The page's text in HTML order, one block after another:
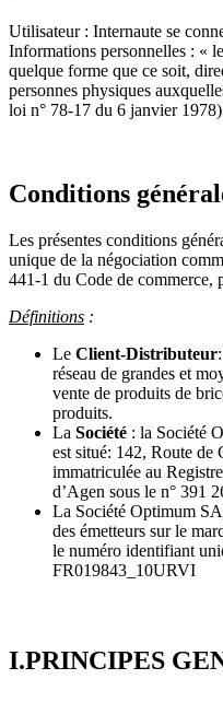
Utilisateur : Internaute se
Informations personnelles : «
quelque forme que ce soit,
personnes physiques
loi n° 78-17 du 6 janvier
Conditions
Les présentes conditions
unique de la négociation
441-1 du Code de commerce,
Définitions :
Le Client-Distributeur
réseau de grandes et
vente de produits de
produits.
La Société : la Société
est situé: 142, Route de
immatriculée au
d’Agen sous le n° 391
La Société Optimum
des émetteurs sur le
le numéro identifiant
FR019843_10URVI
I.PRINCIPES